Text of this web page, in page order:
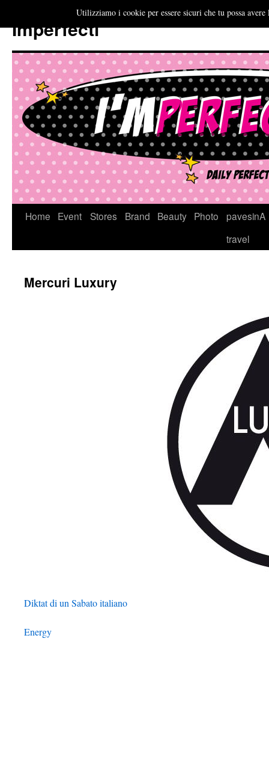
Imperfecti
VaiHome Event Stores Brand Beauty Photo
pavesinA
travel
Mercuri Luxury
Diktat di un Sabato italiano
Energy
Utilizziamo i cookie per essere sicuri che tu possa